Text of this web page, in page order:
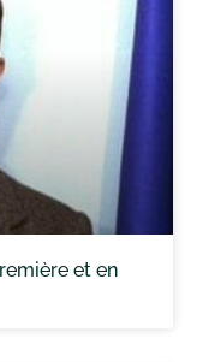
et en